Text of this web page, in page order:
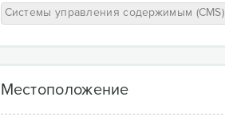
Системы управления содержимым (CMS)
Местоположение